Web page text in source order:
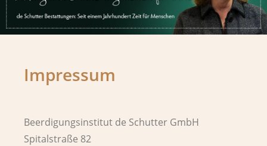
Impressum
Beerdigungsinstitut de Schutter GmbH
Spitalstraße 82